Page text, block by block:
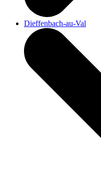
Dieffenbach-au-Val